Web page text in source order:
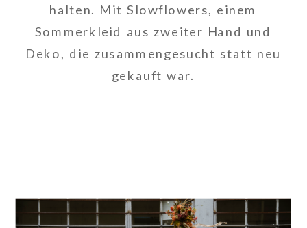
halten. Mit Slowflowers, einem
Sommerkleid aus zweiter Hand und
Deko, die zusammengesucht statt neu
gekauft war.